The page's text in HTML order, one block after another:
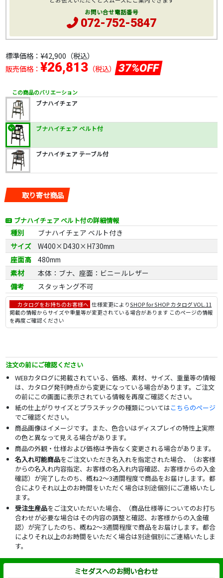
標準価格： ¥42,900 （税込）
販売価格： ¥26,813（税込） 37%OFF
この商品のバリエーション
ブナハイチェア
ブナハイチェア ベルト付
ブナハイチェア テーブル付
取り寄せ商品
ブナハイチェア ベルト付の詳細情報
種別
ブナハイチェア ベルト付き
サイズ
W400×D430×H730mm
座面高
480mm
素材
本体：ブナ、座面：ビニールレザー
備考
スタッキング不可
カタログをお持ちのお客様へ 仕様変更によりSHOP for SHOP カタログ VOL.11
掲載の情報からサイズや重量等が変更されている場合があります このページの情報
を再度ご確認ください
お問い合せ電話番号
072-752-5847
注文の前にご確認ください
WEBカタログに掲載されている、価格、素材、サイズ、重量等の情報
は、カタログ発刊時点から変更になっている場合があります。ご注文
の前にこの画面に表示されている情報を再度ご確認ください。
紙の仕上がりサイズとプラスチックの種類についてはこちらのページ
でご確認ください。
商品画像はイメージです。また、色合いはディスプレイの特性上実際
の色と異なって見える場合があります。
商品の外観・仕様および価格は予告なく変更される場合があります。
名入れ可能商品をご注文いただき名入れを指定された場合、（お客様
からの名入れ内容指定、お客様の名入れ内容確認、お客様からの入金
確認）が完了したのち、概ね2～3週間程度で商品をお届けします。都
合によりそれ以上のお時間をいただく場合は別途個別にご連絡いたし
ます。
受注生産品をご注文いただいた場合、（商品仕様等についてのお打ち
合わせが必要な場合はその内容の調整と確認、お客様からの入金確
認）が完了したのち、概ね2～3週間程度で商品をお届けします。都合
によりそれ以上のお時間をいただく場合は別途個別にご連絡いたしま
す。
ミセダスへのお問い合わせ